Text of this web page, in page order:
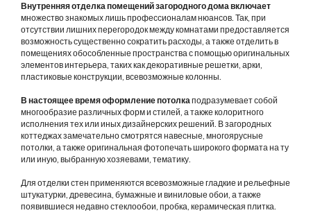
Внутренняя отделка помещений загородного дома включает
множество знакомых лишь профессионалам нюансов. Так, при
отсутствии лишних перегородок между комнатами предоставляется
возможность существенно сократить расходы, а также отделить в
помещениях обособленные пространства с помощью оригинальных
элементов интерьера, таких как декоративные решетки, арки,
пластиковые конструкции, всевозможные колонны.
В настоящее время оформление потолкаподразумевает собой
многообразие различных форм и стилей, а также колоритного
исполнения тех или иных дизайнерских решений. В загородных
коттеджах замечательно смотрятся навесные, многоярусные
потолки, а также оригинальная фотопечать широкого формата на ту
или иную, выбранную хозяевами, тематику.
Для отделки стен применяются всевозможные гладкие и рельефные
штукатурки, древесина, бумажные и виниловые обои, а также
появившиеся недавно стеклообои, пробка, керамическая плитка.